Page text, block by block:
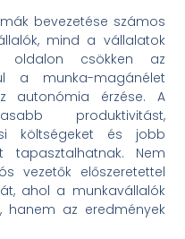
bevezetése számos
mind a vállalatok
oldalon csökken az
a munka-magánélet
autonómia érzése. A
produktivitást,
költségeket és jobb
tapasztalhatnak. Nem
vezetők előszeretettel
ahol a munkavállalók
hanem az eredmények